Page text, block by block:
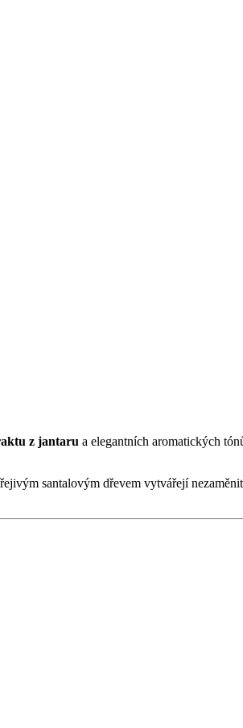
z jantaru a elegantních aromatických
santalovým dřevem vytvářejí